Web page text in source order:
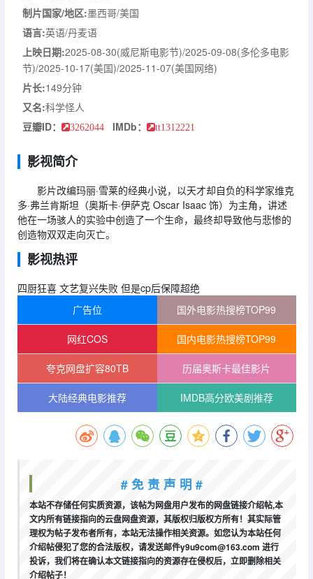
制片国家/地区:墨西哥/美国
语言:英语/丹麦语
上映日期:2025-08-30(威尼斯电影节)/2025-09-08(多伦多电影
节)/2025-10-17(美国)/2025-11-07(美国网络)
片长:149分钟
又名:科学怪人
豆瓣ID：
3262044 IMDb： tt1312221
影视简介
影片改编玛丽·雪莱的经典小说，以天才却自负的科学家维克
多·弗兰肯斯坦（奥斯卡·伊萨克 Oscar Isaac 饰）为主角，讲述
他在一场骇人的实验中创造了一个生命，最终却导致他与悲惨的
创造物双双走向灭亡。
影视热评
四厨狂喜 文艺复兴失败 但是cp后保障超绝
广告位
国外电影热搜榜TOP99
网红COS 国内电影热搜榜TOP99
夸克网盘扩容80TB 历届奥斯卡最佳影片
大陆经典电影推荐 IMDB高分欧美剧推荐
# 免 责 声 明 #
本站不存储任何实质资源，该帖为网盘用户发布的网盘链接介绍帖,本
文内所有链接指向的云盘网盘资源，其版权归版权方所有！其实际管
理权为帖子发布者所有，本站无法操作相关资源。如您认为本站任何
介绍帖侵犯了您的合法版权，请发送邮件y9u9com@163.com 进行
投诉，我们将在确认本文链接指向的资源存在侵权后，立即删除相关
介绍帖子！